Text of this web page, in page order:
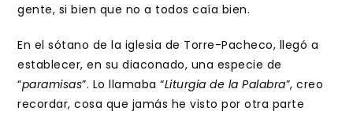
gente, si bien que no a todos caía bien.
En el sótano de la iglesia de Torre-Pacheco, llegó a
establecer, en su diaconado, una especie de
“paramisas”. Lo llamaba “Liturgia de la Palabra”, creo
recordar, cosa que jamás he visto por otra parte